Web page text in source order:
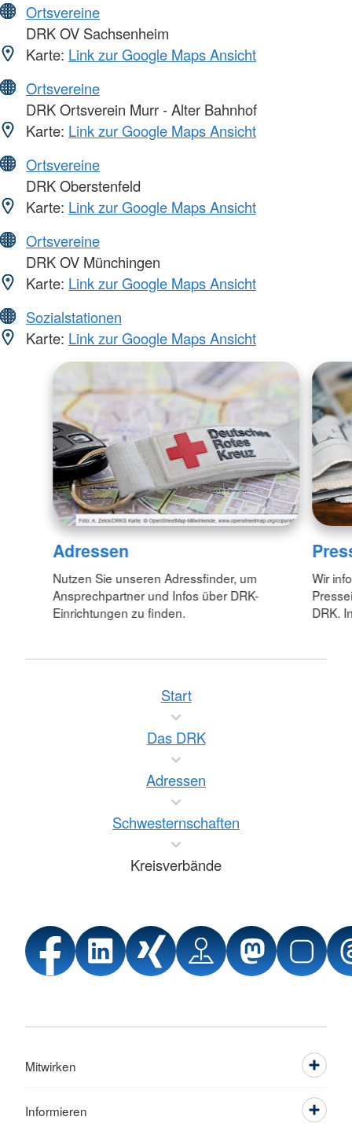
Ortsvereine
DRK OV Sachsenheim
Karte: Link zur Google Maps Ansicht
Ortsvereine
DRK Ortsverein Murr - Alter Bahnhof
Karte: Link zur Google Maps Ansicht
Ortsvereine
DRK Oberstenfeld
Karte: Link zur Google Maps Ansicht
Ortsvereine
DRK OV Münchingen
Karte: Link zur Google Maps Ansicht
Sozialstationen
Karte: Link zur Google Maps Ansicht
Adressen
Nutzen Sie unseren Adressfinder, um
Ansprechpartner und Infos über DRK-
Einrichtungen zu finden.
Wir
DRK.
Start
Das DRK
Adressen
Schwesternschaften
Kreisverbände
Mitwirken
Informieren